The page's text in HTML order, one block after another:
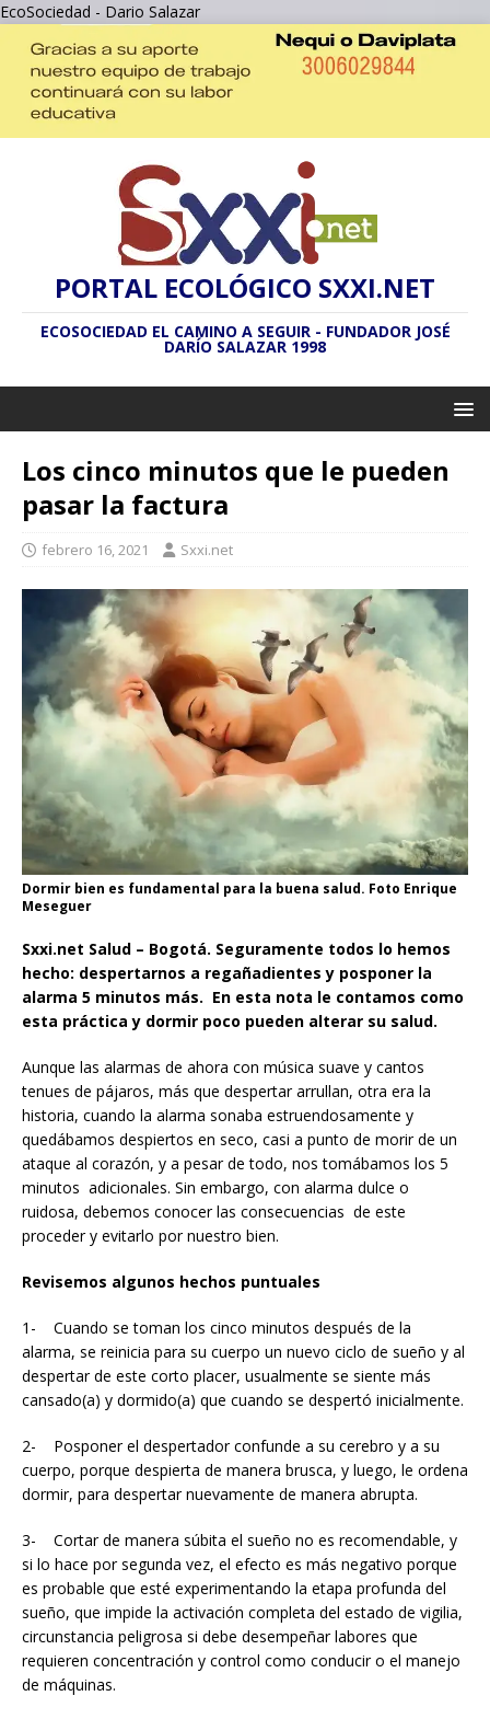
EcoSociedad - Dario Salazar
PORTAL ECOLÓGICO SXXI.NET
ECOSOCIEDAD EL CAMINO A SEGUIR - FUNDADOR JOSÉ
DARÍO SALAZAR 1998
Los cinco minutos que le pueden
pasar la factura
febrero 16, 2021 Sxxi.net
Dormir bien es fundamental para la buena salud. Foto Enrique
Meseguer
Sxxi.net Salud – Bogotá. Seguramente todos lo hemos
hecho: despertarnos a regañadientes y posponer la
alarma 5 minutos más. En esta nota le contamos como
esta práctica y dormir poco pueden alterar su salud.
Aunque las alarmas de ahora con música suave y cantos
tenues de pájaros, más que despertar arrullan, otra era la
historia, cuando la alarma sonaba estruendosamente y
quedábamos despiertos en seco, casi a punto de morir de un
ataque al corazón, y a pesar de todo, nos tomábamos los 5
minutos adicionales. Sin embargo, con alarma dulce o
ruidosa, debemos conocer las consecuencias de este
proceder y evitarlo por nuestro bien.
Revisemos algunos hechos puntuales
1- Cuando se toman los cinco minutos después de la
alarma, se reinicia para su cuerpo un nuevo ciclo de sueño y al
despertar de este corto placer, usualmente se siente más
cansado(a) y dormido(a) que cuando se despertó inicialmente.
2- Posponer el despertador confunde a su cerebro y a su
cuerpo, porque despierta de manera brusca, y luego, le ordena
dormir, para despertar nuevamente de manera abrupta.
3- Cortar de manera súbita el sueño no es recomendable, y
si lo hace por segunda vez, el efecto es más negativo porque
es probable que esté experimentando la etapa profunda del
sueño, que impide la activación completa del estado de vigilia,
circunstancia peligrosa si debe desempeñar labores que
requieren concentración y control como conducir o el manejo
de máquinas.